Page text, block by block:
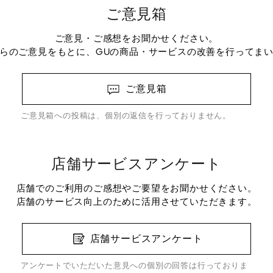
ご意見箱
ご意見・ご感想をお聞かせください。
のご意見をもとに、GUの商品・サービスの改善を行ってまい
ご意見箱
ご意見箱への投稿は、個別の返信を行っておりません。
店舗サービスアンケート
店舗でのご利用のご感想やご要望をお聞かせください。
店舗のサービス向上のために活用させていただきます。
店舗サービスアンケート
アンケートでいただいた意見への個別の回答は行っておりま